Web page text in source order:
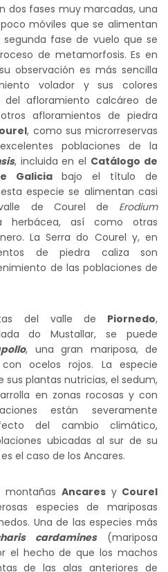
dos fases muy marcadas, una
móviles que se alimentan
fase de vuelo que se
de metamorfosis. Es en
observación es más sencilla
volador y sus colores
del afloramiento calcáreo de
afloramientos de piedra
, como sus microrreservas
poblaciones de la
, incluida en el Catálogo de
Galiciabajo el título de
especie se alimentan casi
de Courel de Erodium
herbácea, así como otras
La Serra do Courel y, en
de piedra caliza son
de las poblaciones de
del valle de Piornedo,
do Mustallar, se puede
, una gran mariposa, de
ocelos rojos. La especie
sus plantas nutricias, el sedum,
en zonas rocosas y con
están severamente
del cambio climático,
ubicadas al sur de su
el caso de los Ancares.
montañas Ancares y Courel
especies de mariposas
Una de las especies más
cardamines(mariposa
el hecho de que los machos
de las alas anteriores de